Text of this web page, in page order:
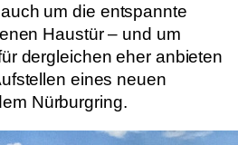
um die entspannte
Haustür – und um
dergleichen eher anbieten
eines neuen
Nürburgring.